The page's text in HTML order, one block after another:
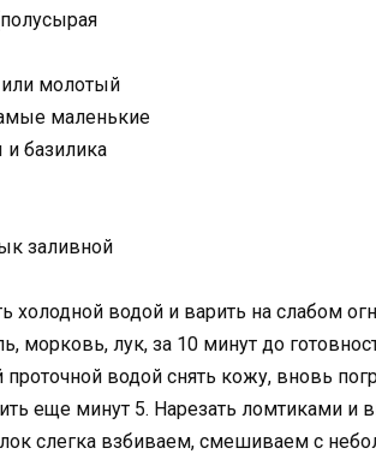
молотый
маленькие
и базилика
заливной
холодной водой и варить на слабом
морковь, лук, за 10 минут до
водой снять кожу, вновь
еще минут 5. Нарезать ломтиками
слегка взбиваем, смешиваем с